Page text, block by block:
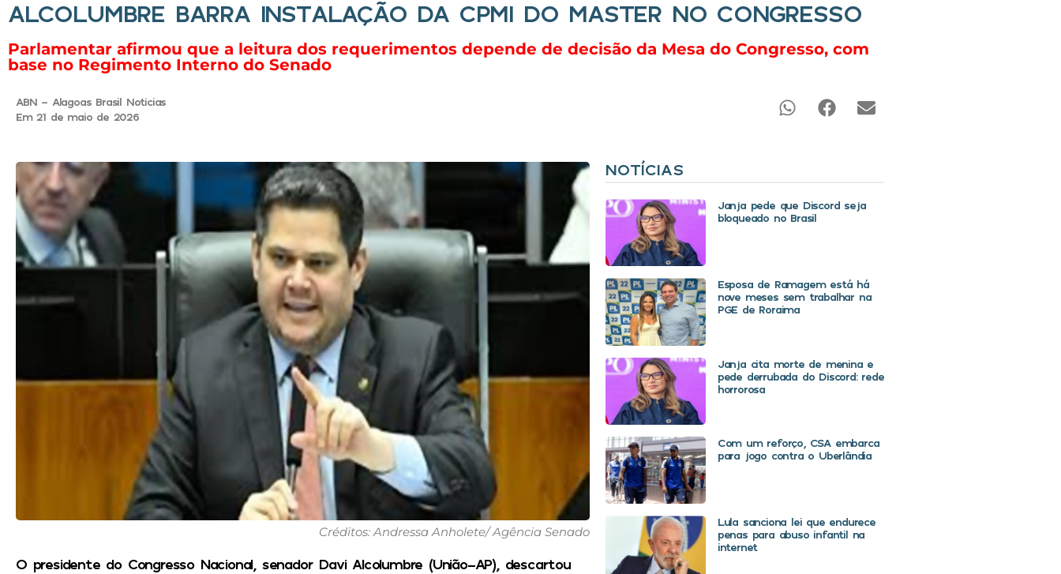
ALCOLUMBRE BARRA INSTALAÇÃO DA CPMI DO MASTER NO CONGRESSO
Parlamentar afirmou que a leitura dos requerimentos depende de decisão da Mesa do Congresso, com
base no Regimento Interno do Senado
ABN - Alagoas Brasil Noticias
Em 21 de maio de 2026
Créditos: Andressa Anholete/ Agência Senado
O presidente do Congresso Nacional, senador Davi Alcolumbre (União-AP), descartou
NOTÍCIAS
Janja pede que Discord seja
bloqueado no Brasil
Esposa de Ramagem está há
nove meses sem trabalhar na
PGE de Roraima
Janja cita morte de menina e
pede derrubada do Discord: rede
horrorosa
Com um reforço, CSA embarca
para jogo contra o Uberlândia
Lula sanciona lei que endurece
penas para abuso infantil na
internet